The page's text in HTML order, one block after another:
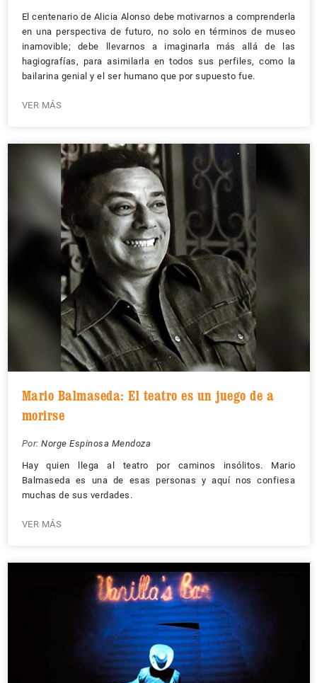
El centenario de Alicia Alonso debe motivarnos a comprenderla
en una perspectiva de futuro, no solo en términos de museo
inamovible; debe llevarnos a imaginarla más allá de las
hagiografías, para asimilarla en todos sus perfiles, como la
bailarina genial y el ser humano que por supuesto fue.
VER MÁS
Mario Balmaseda: El teatro es un juego de a
morirse
Por: Norge Espinosa Mendoza
Hay quien llega al teatro por caminos insólitos. Mario
Balmaseda es una de esas personas y aquí nos confiesa
muchas de sus verdades.
VER MÁS